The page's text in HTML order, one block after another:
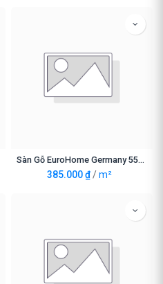
Sàn Gỗ EuroHome Germany 5563
385.000₫ /m²